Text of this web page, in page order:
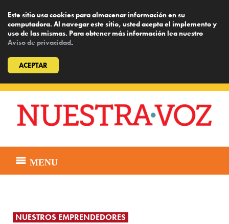
Este sitio usa cookies para almacenar información en su
computadora. Al navegar este sitio, usted acepta el implemento y
uso de las mismas. Para obtener más información lea nuestro
Aviso de privacidad.
ACEPTAR
content
MENU
NUESTROS EMPRENDEDORES